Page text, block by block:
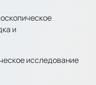
и
исследование